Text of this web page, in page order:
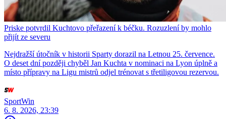
Priske potvrdil Kuchtovo přeřazení k béčku. Rozuzlení by mohlo
přijít ze severu
Nejdražší útočník v historii Sparty dorazil na Letnou 25. července.
O deset dní později chyběl Jan Kuchta v nominaci na Lyon úplně a
místo přípravy na Ligu mistrů odjel trénovat s třetiligovou rezervou.
SportWin
6. 8. 2026, 23:39